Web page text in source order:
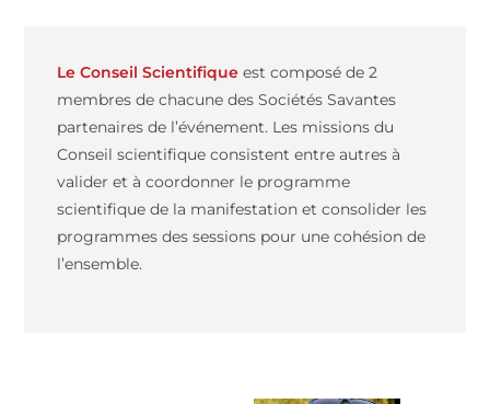
Le Conseil Scientifique est composé de 2
membres de chacune des Sociétés Savantes
partenaires de l’événement. Les missions du
Conseil scientifique consistent entre autres à
valider et à coordonner le programme
scientifique de la manifestation et consolider les
programmes des sessions pour une cohésion de
l’ensemble.